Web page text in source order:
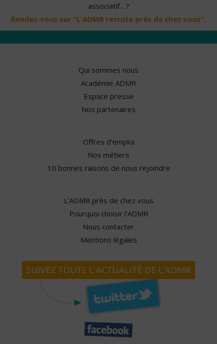
associatif... ?
Rendez-vous sur "L'ADMR recrute près de chez vous".
Qui sommes nous
Académie ADMR
Espace presse
Nos partenaires
Offres d'emploi
Nos métiers
10 bonnes raisons de nous rejoindre
L'ADMR près de chez vous
Pourquoi choisir l'ADMR
Nous contacter
Mentions légales